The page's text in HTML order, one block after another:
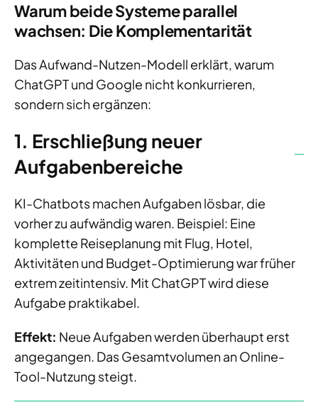
Warum beide Systeme parallel
wachsen: Die Komplementarität
Das Aufwand-Nutzen-Modell erklärt, warum
ChatGPT und Google nicht konkurrieren,
sondern sich ergänzen:
1. Erschließung neuer
Aufgabenbereiche
KI-Chatbots machen Aufgaben lösbar, die
vorher zu aufwändig waren. Beispiel: Eine
komplette Reiseplanung mit Flug, Hotel,
Aktivitäten und Budget-Optimierung war früher
extrem zeitintensiv. Mit ChatGPT wird diese
Aufgabe praktikabel.
Effekt: Neue Aufgaben werden überhaupt erst
angegangen. Das Gesamtvolumen an Online-
Tool-Nutzung steigt.